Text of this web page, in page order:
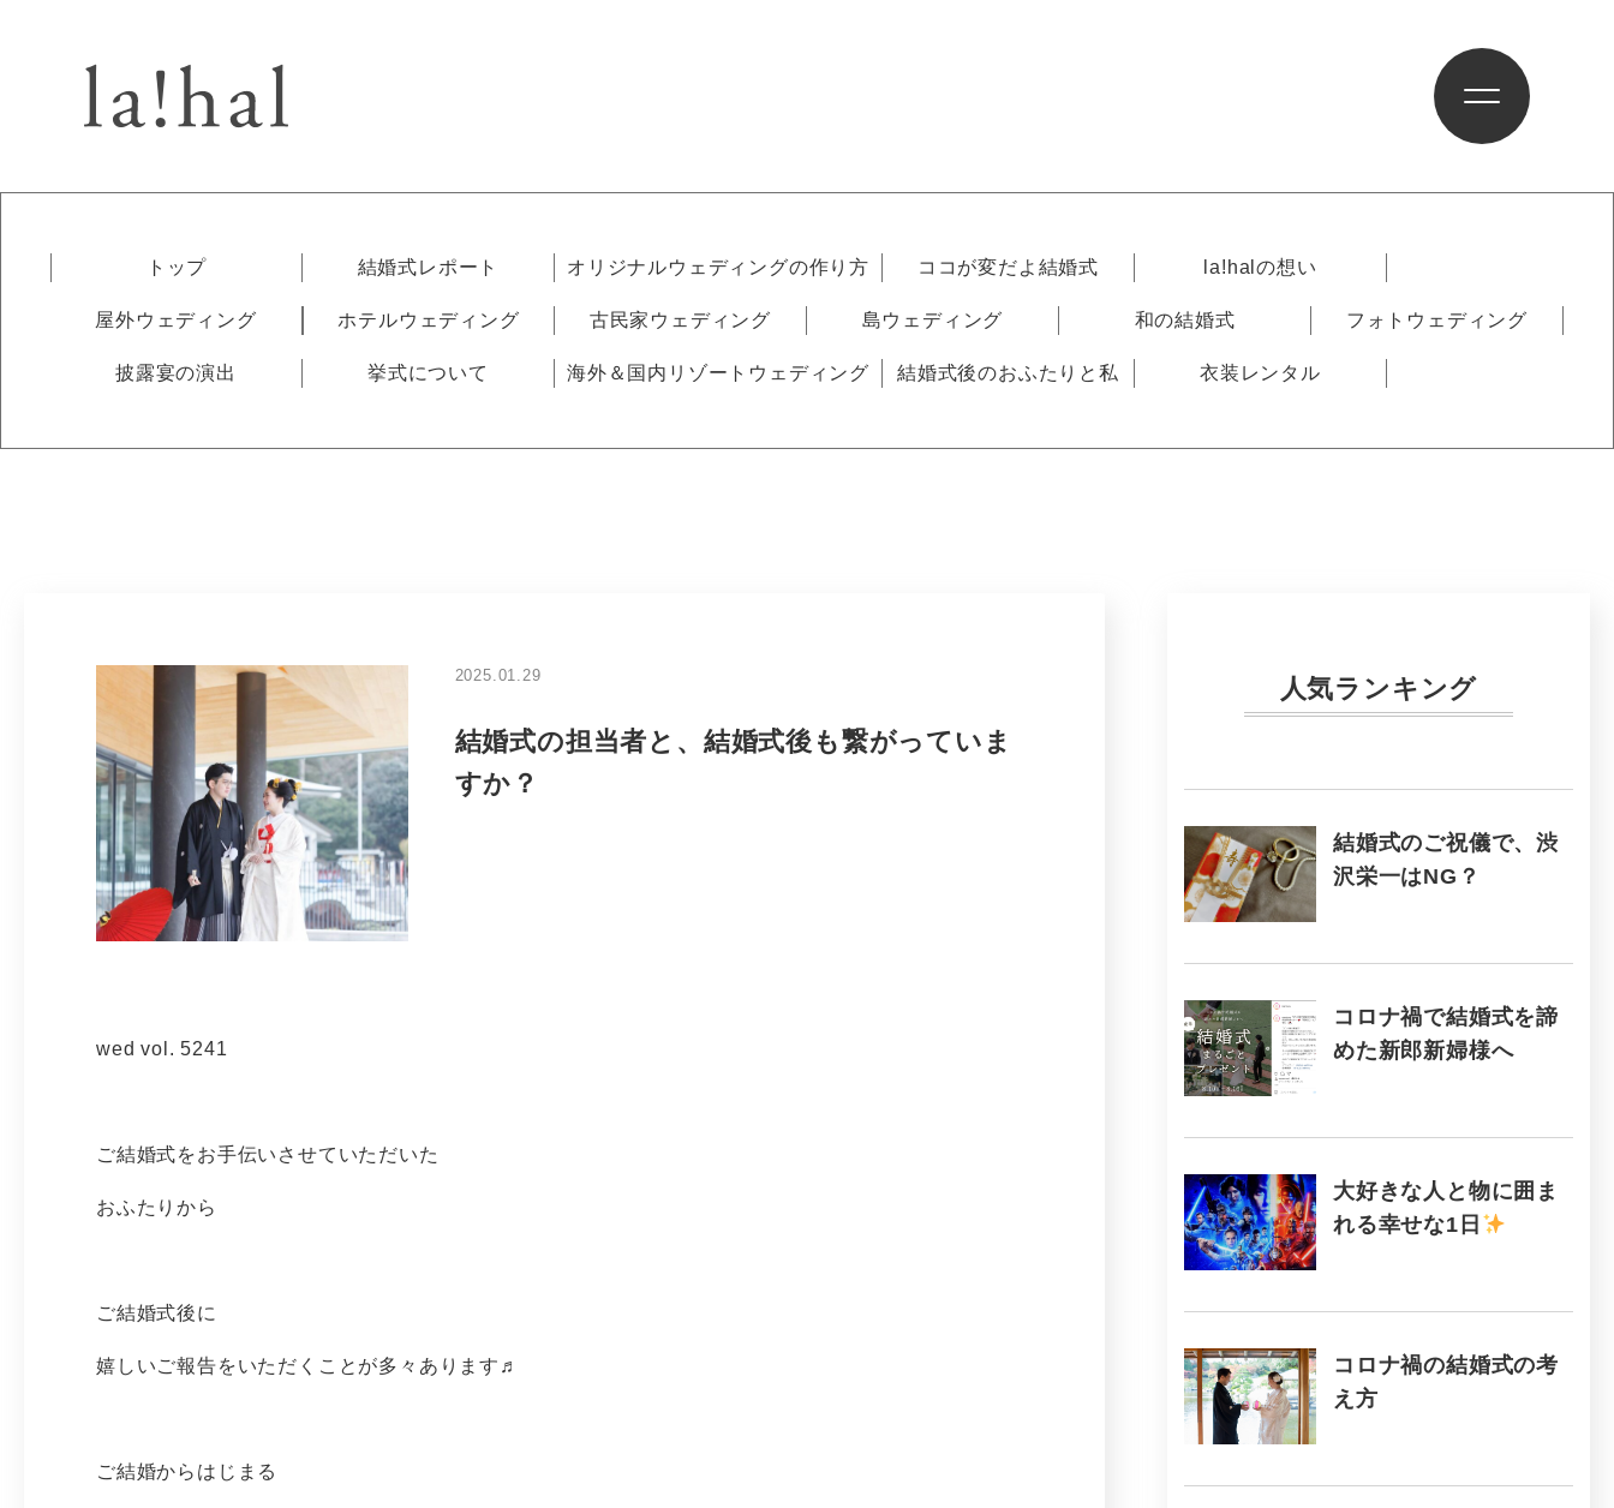
トップ 結婚式レポート オリジナルウェディングの作り方 ココが変だよ結婚式 la!halの想い
屋外ウェディング ホテルウェディング 古民家ウェディング 島ウェディング 和の結婚式 フォトウェディング
披露宴の演出 挙式について 海外＆国内リゾートウェディング 結婚式後のおふたりと私 衣装レンタル
2025.01.29
結婚式の担当者と、結婚式後も繋がっていま
すか？
wed vol. 5241
ご結婚式をお手伝いさせていただいた
おふたりから
ご結婚式後に
嬉しいご報告をいただくことが多々あります♬
ご結婚からはじまる
人気ランキング
結婚式のご祝儀で、渋
沢栄一はNG？
コロナ禍で結婚式を諦
めた新郎新婦様へ
大好きな人と物に囲ま
れる幸せな1日
コロナ禍の結婚式の考
え方